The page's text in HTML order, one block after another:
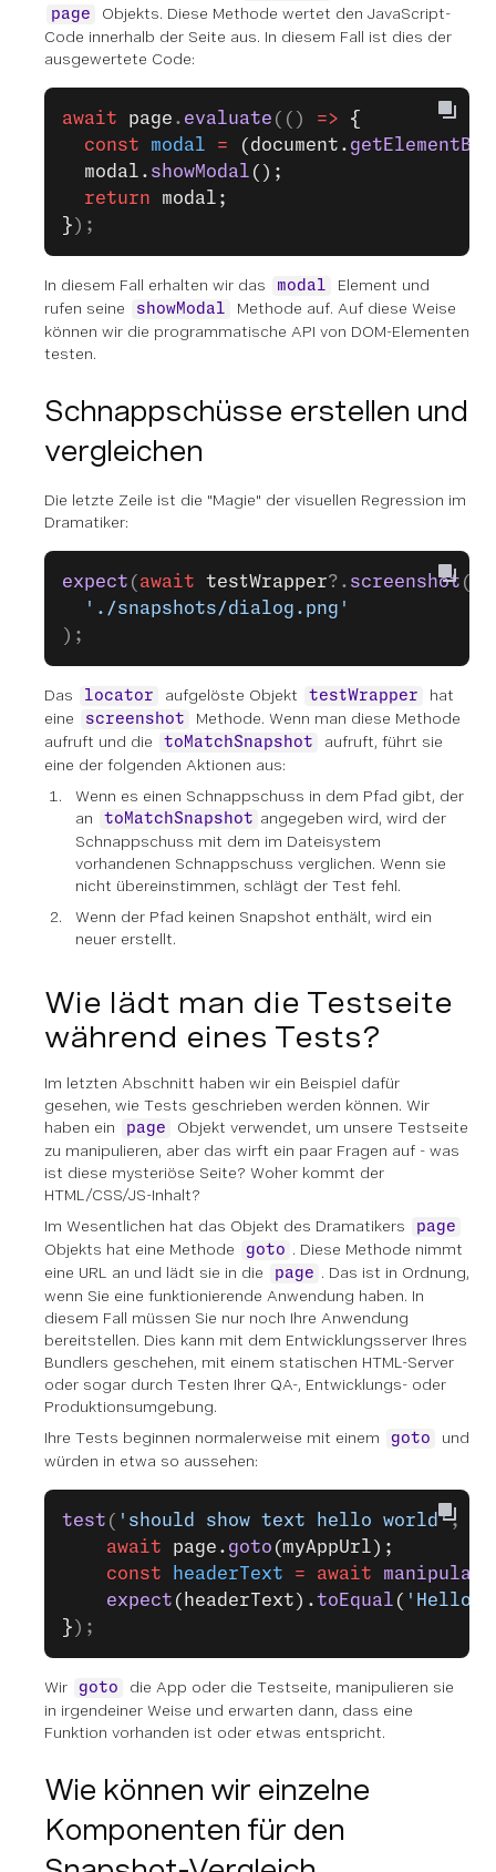
page
Objekts. Diese Methode wertet den JavaScript-
Code innerhalb der Seite aus. In diesem Fall ist dies der
ausgewertete Code:
await page . evaluate (() => {
  const
modal = (document.
  modal.
showModal ();
  return
modal;
} );
In diesem Fall erhalten wir das modal
Element und
rufen seine
showModal
Methode auf. Auf diese Weise
können wir die programmatische API von DOM-Elementen
testen.
Schnappschüsse erstellen und
vergleichen
Die letzte Zeile ist die "Magie" der visuellen Regression im
Dramatiker:
expect ( await testWrapper?. screenshot
  './snapshots/dialog.png'
);
Das locator aufgelöste Objekt testWrapper
hat
eine
screenshot
Methode. Wenn man diese Methode
aufruft und die
toMatchSnapshot
aufruft, führt sie
eine der folgenden Aktionen aus:
Wenn es einen Schnappschuss in dem Pfad gibt, der
an
toMatchSnapshot angegeben wird, wird der
Schnappschuss mit dem im Dateisystem
vorhandenen Schnappschuss verglichen. Wenn sie
nicht übereinstimmen, schlägt der Test fehl.
Wenn der Pfad keinen Snapshot enthält, wird ein
neuer erstellt.
Wie lädt man die Testseite
während eines Tests?
Im letzten Abschnitt haben wir ein Beispiel dafür
gesehen, wie Tests geschrieben werden können. Wir
haben ein
page
Objekt verwendet, um unsere Testseite
zu manipulieren, aber das wirft ein paar Fragen auf - was
ist diese mysteriöse Seite? Woher kommt der
HTML/CSS/JS-Inhalt?
Im Wesentlichen hat das Objekt des Dramatikers
page
Objekts hat eine Methode goto . Diese Methode nimmt
eine URL an und lädt sie in die
page . Das ist in Ordnung,
wenn Sie eine funktionierende Anwendung haben. In
diesem Fall müssen Sie nur noch Ihre Anwendung
bereitstellen. Dies kann mit dem Entwicklungsserver Ihres
Bundlers geschehen, mit einem statischen HTML-Server
oder sogar durch Testen Ihrer QA-, Entwicklungs- oder
Produktionsumgebung.
Ihre Tests beginnen normalerweise mit einem
goto
und
würden in etwa so aussehen:
test ( 'should show text hello world',
	await
page. goto (myAppUrl);
	const
headerText = await
	expect
(headerText).toEqual ( 'Hello
} );
Wir goto
die App oder die Testseite, manipulieren sie
in irgendeiner Weise und erwarten dann, dass eine
Funktion vorhanden ist oder etwas entspricht.
Wie können wir einzelne
Komponenten für den